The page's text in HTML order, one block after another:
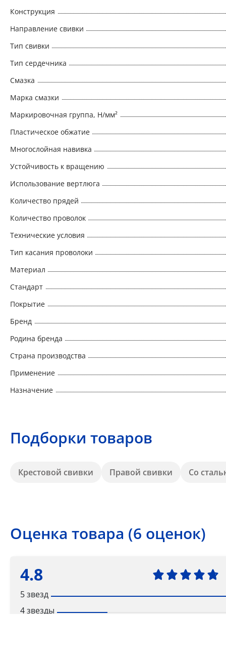
Конструкция
Направление свивки
Тип свивки
Тип сердечника
Смазка
Марка смазки
Маркировочная группа, Н/мм²
Пластическое обжатие
Многослойная навивка
Устойчивость к вращению
Использование вертлюга
Количество прядей
Количество проволок
Технические условия
Тип касания проволоки
Материал
Стандарт
Покрытие
Бренд
Родина бренда
Страна производства
Применение
Назначение
Подборки товаров
Крестовой свивки Правой свивки Со
Оценка товара (6 оценок)
4.8
5 звезд
4 звезды